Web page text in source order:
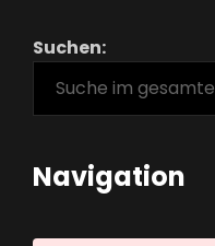
Suchen:
Navigation